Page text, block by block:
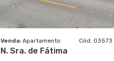
Venda: Apartamento Cód. 03573
N. Sra. de Fátima